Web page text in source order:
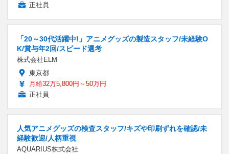
正社員
「20～30代活躍中!」アニメグッズの製造スタッフ/未経験O
K/賞与年2回/スピード選考
株式会社ELM
東京都
月給32万5,800円～50万円
正社員
人気アニメグッズの検査スタッフ/キズや印刷ずれを確認/未
経験歓迎/人柄重視
AQUARIUS株式会社